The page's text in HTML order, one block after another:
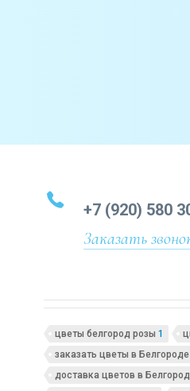
+7 (920) 580
Заказать
цветы белгород розы 1
заказать цветы в Белгороде
доставка цветов в